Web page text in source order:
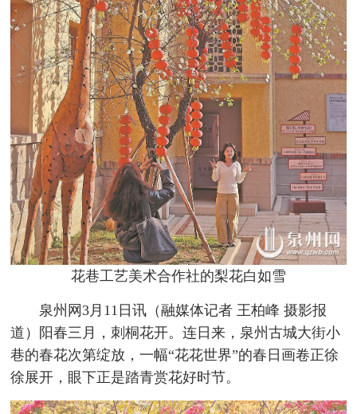
花巷工艺美术合作社的梨花白如雪
泉州网3月11日讯（融媒体记者 王柏峰 摄影报
道）阳春三月，刺桐花开。连日来，泉州古城大街小
巷的春花次第绽放，一幅“花花世界”的春日画卷正徐
徐展开，眼下正是踏青赏花好时节。